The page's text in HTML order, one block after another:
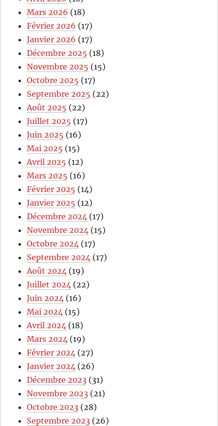
Mars 2026 (18)
Février 2026 (17)
Janvier 2026 (17)
Décembre 2025 (18)
Novembre 2025 (15)
Octobre 2025 (17)
Septembre 2025 (22)
Août 2025 (22)
Juillet 2025 (17)
Juin 2025 (16)
Mai 2025 (15)
Avril 2025 (12)
Mars 2025 (16)
Février 2025 (14)
Janvier 2025 (12)
Décembre 2024 (17)
Novembre 2024 (15)
Octobre 2024 (17)
Septembre 2024 (17)
Août 2024 (19)
Juillet 2024 (22)
Juin 2024 (16)
Mai 2024 (15)
Avril 2024 (18)
Mars 2024 (19)
Février 2024 (27)
Janvier 2024 (26)
Décembre 2023 (31)
Novembre 2023 (21)
Octobre 2023 (28)
Septembre 2023 (26)